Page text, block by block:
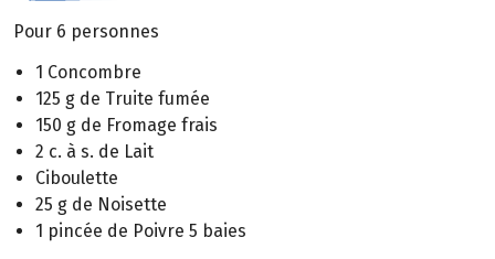
Pour 6 personnes
1 Concombre
125 g de Truite fumée
150 g de Fromage frais
2 c. à s. de Lait
Ciboulette
25 g de Noisette
1 pincée de Poivre 5 baies